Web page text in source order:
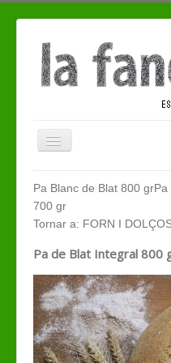
Alternar
QUI SOM
TENDA ECO
Pa Blanc de Blat 800 grPa
700 gr
Tornar a: FORN I
Pa de Blat Integral 800